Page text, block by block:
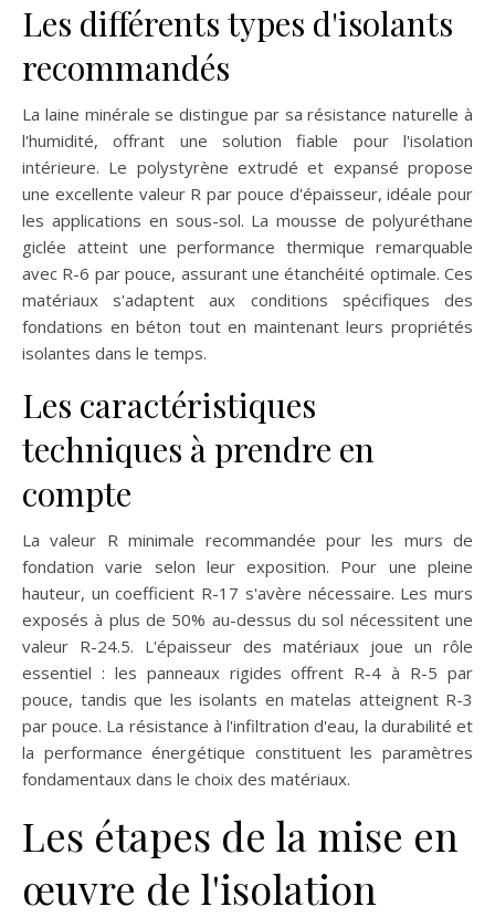
Les différents types d'isolants
recommandés
La laine minérale se distingue par sa résistance naturelle à
l'humidité, offrant une solution fiable pour l'isolation
intérieure. Le polystyrène extrudé et expansé propose
une excellente valeur R par pouce d'épaisseur, idéale pour
les applications en sous-sol. La mousse de polyuréthane
giclée atteint une performance thermique remarquable
avec R-6 par pouce, assurant une étanchéité optimale. Ces
matériaux s'adaptent aux conditions spécifiques des
fondations en béton tout en maintenant leurs propriétés
isolantes dans le temps.
Les caractéristiques
techniques à prendre en
compte
La valeur R minimale recommandée pour les murs de
fondation varie selon leur exposition. Pour une pleine
hauteur, un coefficient R-17 s'avère nécessaire. Les murs
exposés à plus de 50% au-dessus du sol nécessitent une
valeur R-24.5. L'épaisseur des matériaux joue un rôle
essentiel : les panneaux rigides offrent R-4 à R-5 par
pouce, tandis que les isolants en matelas atteignent R-3
par pouce. La résistance à l'infiltration d'eau, la durabilité et
la performance énergétique constituent les paramètres
fondamentaux dans le choix des matériaux.
Les étapes de la mise en
œuvre de l'isolation